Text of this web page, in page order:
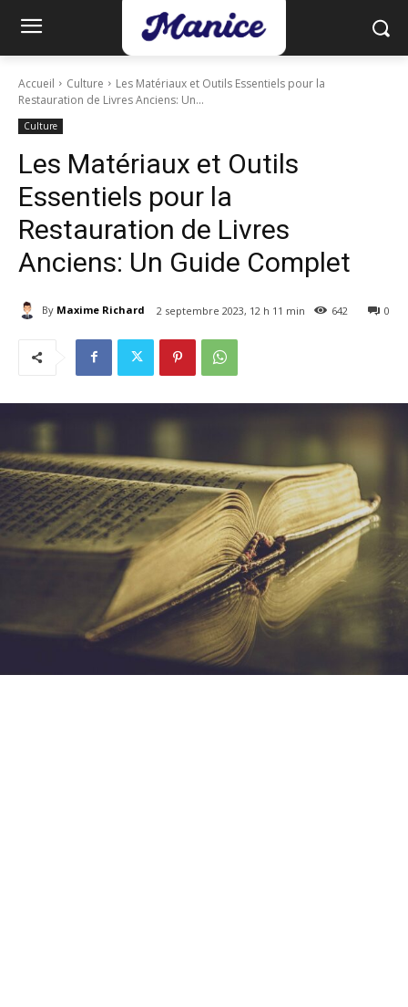
Accueil Culture
Les Matériaux et Outils Essentiels pour la
Restauration de Livres Anciens: Un...
Culture
Les Matériaux et Outils
Essentiels pour la
Restauration de Livres
Anciens: Un Guide Complet
By Maxime Richard 2 septembre 2023, 12 h 11 min 0
642